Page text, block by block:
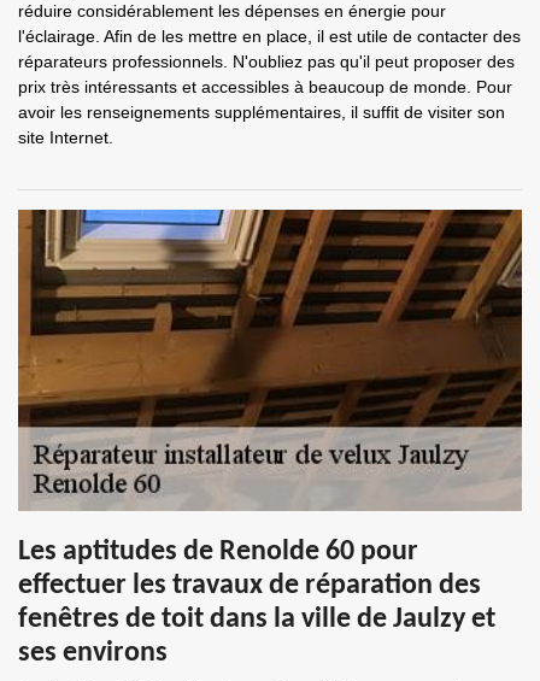
réduire considérablement les dépenses en énergie pour
l'éclairage. Afin de les mettre en place, il est utile de contacter des
réparateurs professionnels. N'oubliez pas qu'il peut proposer des
prix très intéressants et accessibles à beaucoup de monde. Pour
avoir les renseignements supplémentaires, il suffit de visiter son
site Internet.
Les aptitudes de Renolde 60 pour
effectuer les travaux de réparation des
fenêtres de toit dans la ville de Jaulzy et
ses environs